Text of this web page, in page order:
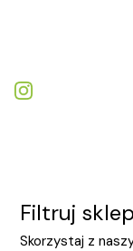
Filtruj sklep
Skorzystaj z